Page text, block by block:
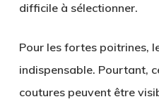
difficile à sélectionner.
Pour les fortes poitrines,
indispensable. Pourtant,
coutures peuvent être